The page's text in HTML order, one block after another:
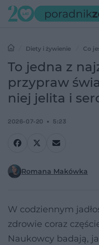
Diety i żywienie Co
przypraw świata. Korzystają na
To jedna z
przypraw
niej jelita i
2026-07-20 5:23
Romana Makówka
W codziennym
zdrowie coraz
Naukowcy badają,